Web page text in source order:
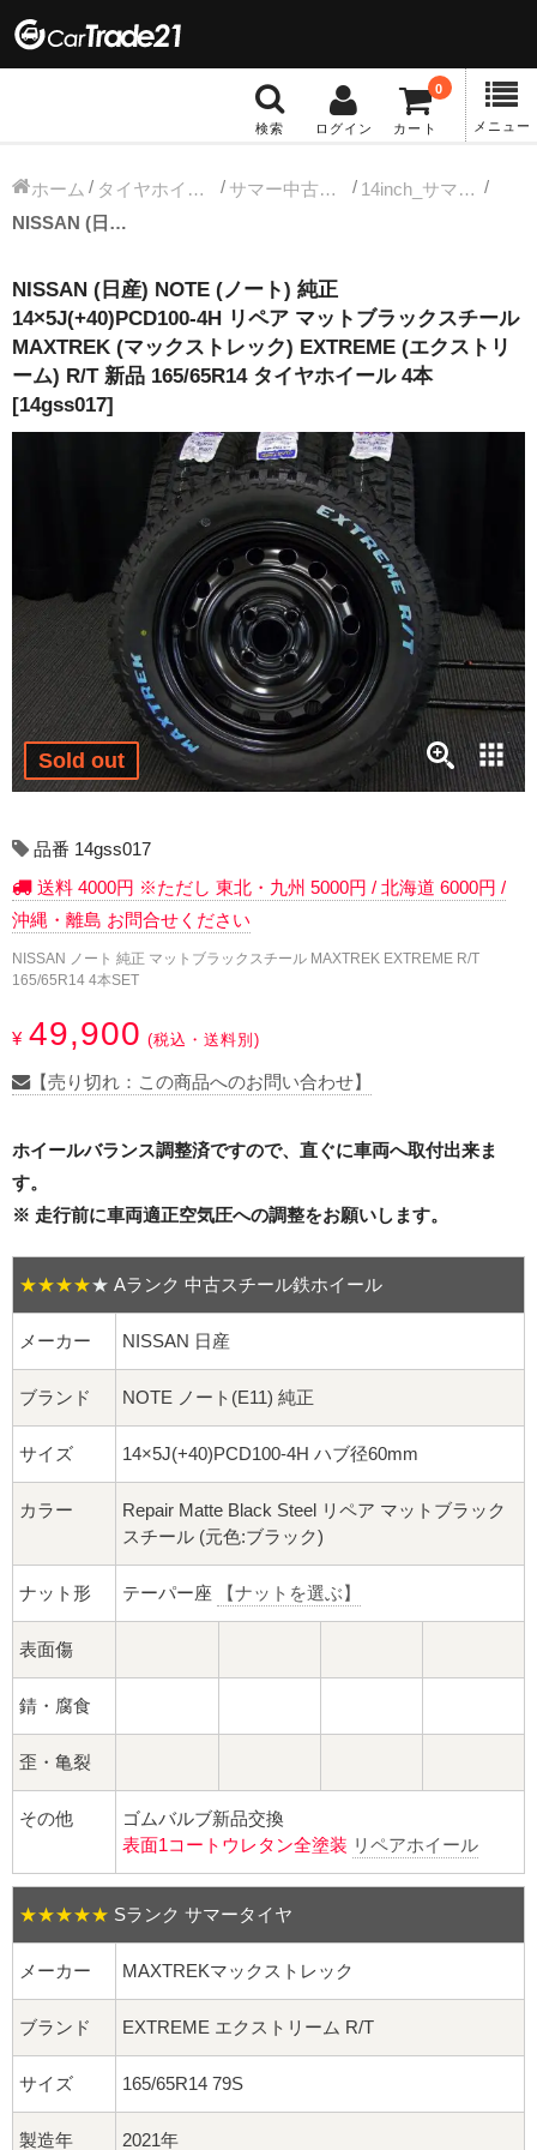
検索 ログイン カート
0
メニュー
冬タイヤホイール
13インチ：冬タイヤホイール
14インチ：冬タイヤホイール
15インチ：冬タイヤホイール
16インチ：冬タイヤホイール
17インチ：冬タイヤホイール
18インチ：冬タイヤホイール
19インチ：冬タイヤホイール
20インチ：冬タイヤホイール
夏タイヤホイール
12インチ：夏タイヤホイール
13インチ：夏タイヤホイール
14インチ：夏タイヤホイール
15インチ：夏タイヤホイール
16インチ：夏タイヤホイール
17インチ：夏タイヤホイール
19インチ：夏タイヤホイール
20インチ：夏タイヤホイール
ホイールナット
ロング球面ナット
ショート球面ナット
貫通ナット
ロング袋ナット
ショート袋ナット
スチール鉄ホイール
持ち込み交換工賃
ホーム タイヤホイールセット サマー中古タイヤホイール
14inch_サマー中古タイヤホイール
NISSAN (日産) NOTE (ノート) 純正 14×5J(+40)PCD100-4H リペア マットブラックスチール MAXTREK (マックストレック) EXTREME (エクストリーム) R/T 新品 165/65R14 タイヤホイール 4本 [14gss017]
NISSAN (日産) NOTE (ノート) 純正
14×5J(+40)PCD100-4H リペア マットブラックスチール
MAXTREK (マックストレック) EXTREME (エクストリ
ーム) R/T 新品 165/65R14 タイヤホイール 4本
[14gss017]
Sold out
品番 14gss017
送料 4000円 ※ただし 東北・九州 5000円 / 北海道 6000円 /
沖縄・離島 お問合せください
NISSAN ノート 純正 マットブラックスチール MAXTREK EXTREME R/T
165/65R14 4本SET
¥ 49,900 (税込・送料別)
【売り切れ：この商品へのお問い合わせ】
ホイールバランス調整済ですので、直ぐに車両へ取付出来ま
す。
※ 走行前に車両適正空気圧への調整をお願いします。
★★★★★ Aランク 中古スチール鉄ホイール
メーカー NISSAN 日産
ブランド NOTE ノート(E11) 純正
サイズ 14×5J(+40)PCD100-4H ハブ径60mm
カラー
Repair Matte Black Steel リペア マットブラック
スチール (元色:ブラック)
ナット形 テーパー座 【ナットを選ぶ】
表面傷
錆・腐食
歪・亀裂
その他
ゴムバルブ新品交換
表面1コートウレタン全塗装 リペアホイール
★★★★★ Sランク サマータイヤ
メーカー MAXTREKマックストレック
ブランド EXTREME エクストリーム R/T
サイズ 165/65R14 79S
製造年 2021年